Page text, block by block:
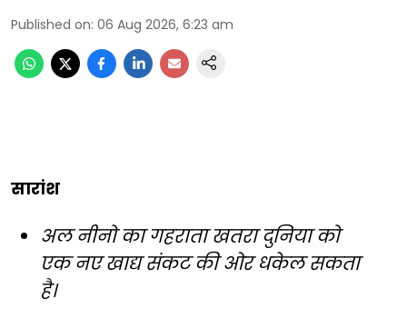
Published on: 06 Aug 2026, 6:23 am
सारांश
अल नीनो का गहराता खतरा दुनिया को
एक नए खाद्य संकट की ओर धकेल सकता
है।